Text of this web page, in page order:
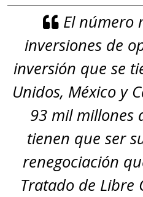
El número
inversiones de
inversión que se
Unidos, México y
93 mil millones
tienen que ser
renegociación
Tratado de Libre